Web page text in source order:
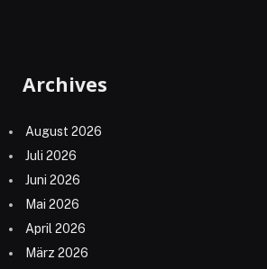
Archives
August 2026
Juli 2026
Juni 2026
Mai 2026
April 2026
März 2026